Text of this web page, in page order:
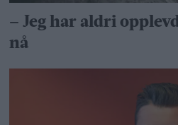
– Jeg har aldri
nå